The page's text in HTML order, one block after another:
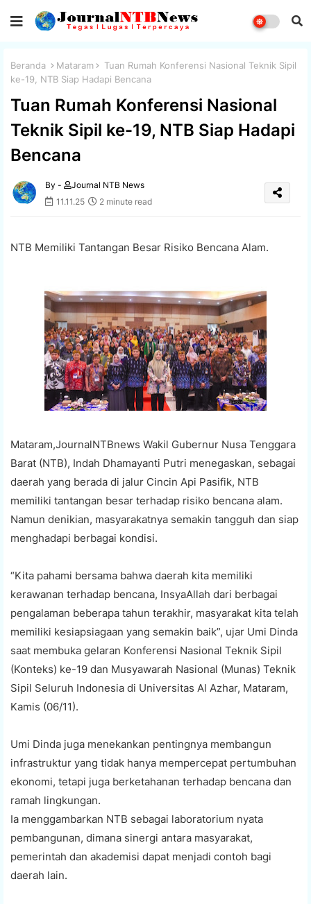
Beranda Mataram
Tuan Rumah Konferensi Nasional Teknik Sipil
ke-19, NTB Siap Hadapi Bencana
Tuan Rumah Konferensi Nasional
Teknik Sipil ke-19, NTB Siap Hadapi
Bencana
By -
Journal NTB News
11.11.25
2 minute read
NTB Memiliki Tantangan Besar Risiko Bencana Alam.
Mataram,JournalNTBnews Wakil Gubernur Nusa Tenggara
Barat (NTB), Indah Dhamayanti Putri menegaskan, sebagai
daerah yang berada di jalur Cincin Api Pasifik, NTB
memiliki tantangan besar terhadap risiko bencana alam.
Namun denikian, masyarakatnya semakin tangguh dan siap
menghadapi berbagai kondisi.
“Kita pahami bersama bahwa daerah kita memiliki
kerawanan terhadap bencana, InsyaAllah dari berbagai
pengalaman beberapa tahun terakhir, masyarakat kita telah
memiliki kesiapsiagaan yang semakin baik”, ujar Umi Dinda
saat membuka gelaran Konferensi Nasional Teknik Sipil
(Konteks) ke-19 dan Musyawarah Nasional (Munas) Teknik
Sipil Seluruh Indonesia di Universitas Al Azhar, Mataram,
Kamis (06/11).
Umi Dinda juga menekankan pentingnya membangun
infrastruktur yang tidak hanya mempercepat pertumbuhan
ekonomi, tetapi juga berketahanan terhadap bencana dan
ramah lingkungan.
Ia menggambarkan NTB sebagai laboratorium nyata
pembangunan, dimana sinergi antara masyarakat,
pemerintah dan akademisi dapat menjadi contoh bagi
daerah lain.